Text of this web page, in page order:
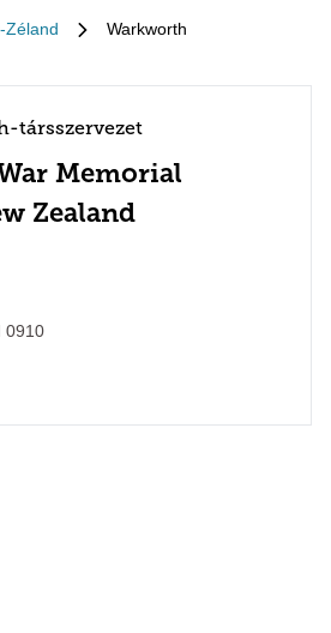
Zéland Warkworth
társszervezet
Memorial
Zealand
0910